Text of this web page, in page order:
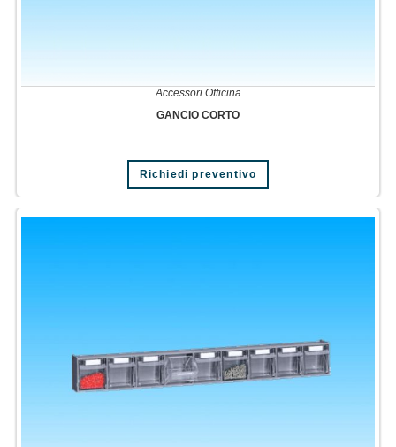
Accessori Officina
GANCIO CORTO
Richiedi preventivo